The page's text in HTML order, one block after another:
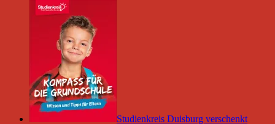
Studienkreis Duisburg verschenkt